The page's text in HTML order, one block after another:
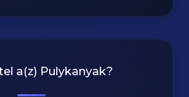
a(z) Pulykanyak?